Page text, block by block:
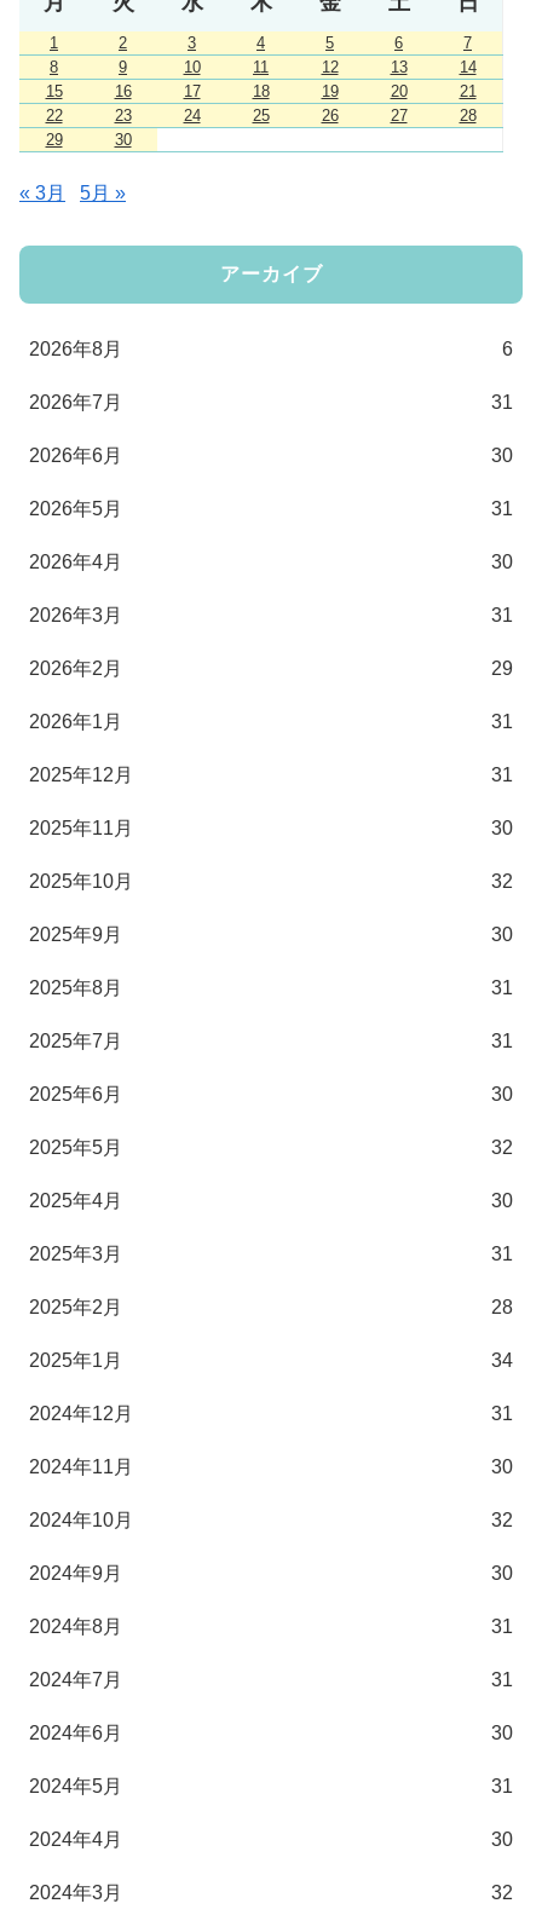
1 2 3 4 5 6
7
8
9 10 11 12 13
14
15
16 17 18 19 20
21
22
23 24 25 26 27
28
29
30
« 3月 5月 »
アーカイブ
2026年8月 6
2026年7月 31
2026年6月 30
2026年5月 31
2026年4月 30
2026年3月 31
2026年2月 29
2026年1月 31
2025年12月 31
2025年11月 30
2025年10月 32
2025年9月 30
2025年8月 31
2025年7月 31
2025年6月 30
2025年5月 32
2025年4月 30
2025年3月 31
2025年2月 28
2025年1月 34
2024年12月 31
2024年11月 30
2024年10月 32
2024年9月 30
2024年8月 31
2024年7月 31
2024年6月 30
2024年5月 31
2024年4月 30
2024年3月 32